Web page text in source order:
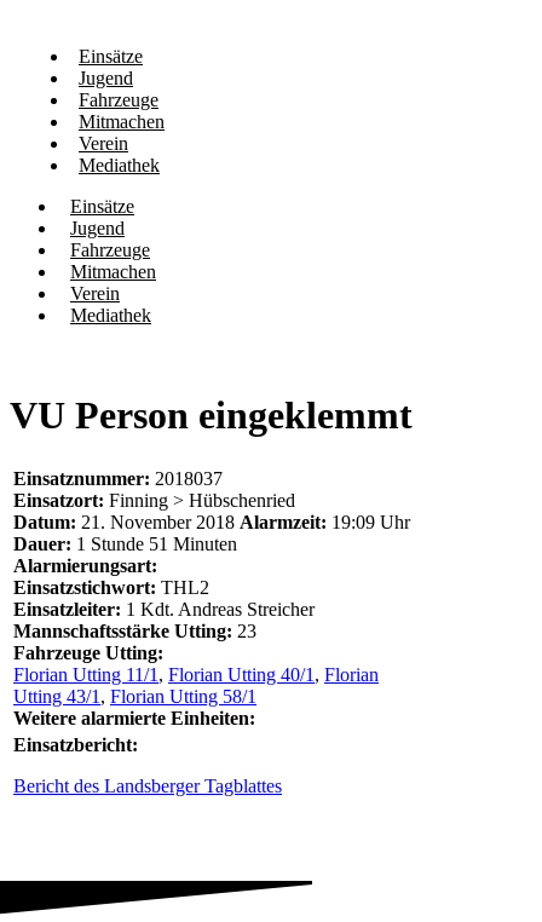
Einsätze
Jugend
Fahrzeuge
Mitmachen
Verein
Mediathek
Einsätze
Jugend
Fahrzeuge
Mitmachen
Verein
Mediathek
VU Person eingeklemmt
Einsatznummer: 2018037
Einsatzort: Finning > Hübschenried
Datum: 21. November 2018 Alarmzeit: 19:09 Uhr
Dauer: 1 Stunde 51 Minuten
Alarmierungsart:
Einsatzstichwort: THL2
Einsatzleiter: 1 Kdt. Andreas Streicher
Mannschaftsstärke Utting: 23
Fahrzeuge Utting:
Florian Utting 11/1 , Florian Utting 40/1 , Florian
Utting 43/1 , Florian Utting 58/1
Weitere alarmierte Einheiten:
Einsatzbericht:
Bericht des Landsberger Tagblattes